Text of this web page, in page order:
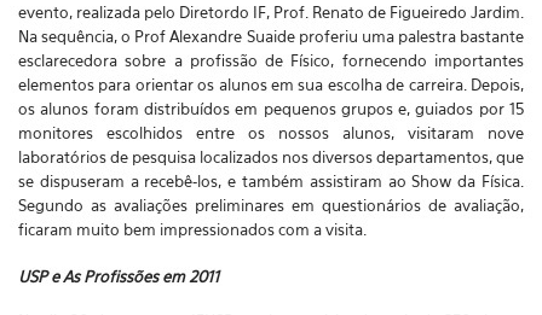
evento, realizada pelo Diretordo IF, Prof. Renato de Figueiredo Jardim.
Na sequência, o Prof Alexandre Suaide proferiu uma palestra bastante
esclarecedora sobre a profissão de Físico, fornecendo importantes
elementos para orientar os alunos em sua escolha de carreira. Depois,
os alunos foram distribuídos em pequenos grupos e, guiados por 15
monitores escolhidos entre os nossos alunos, visitaram nove
laboratórios de pesquisa localizados nos diversos departamentos, que
se dispuseram a recebê-los, e também assistiram ao Show da Física.
Segundo as avaliações preliminares em questionários de avaliação,
ficaram muito bem impressionados com a visita.
USP e As Profissões em 2011